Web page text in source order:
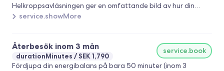
Helkroppsavläsningen ger en omfattande bild av hur din
kropp svarar på olika frekvensmönster just nu. Under
återfå balans, energi och vitalitet. Samtidigt sänds
harmoniserande frekvenser till kroppen under behandlingen –
ett varsamt stöd som hjälper kroppen att återfinna balans
service.showMore
Återbesök inom 3 mån
durationMinutes SEK 1,790
service.book
Fördjupa din energibalans på bara 50 minuter (inom 3